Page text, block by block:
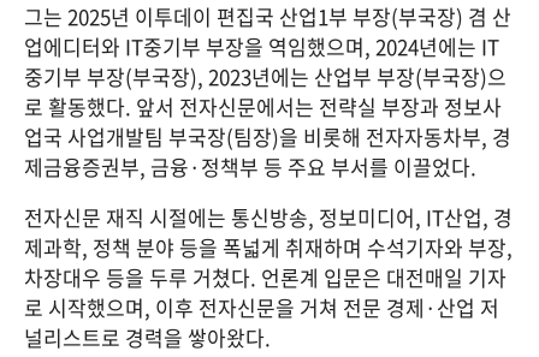
그는 2025년 이투데이 편집국 산업1부 부장(부국장) 겸 산
업에디터와 IT중기부 부장을 역임했으며, 2024년에는 IT
중기부 부장(부국장), 2023년에는 산업부 부장(부국장)으
로 활동했다. 앞서 전자신문에서는 전략실 부장과 정보사
업국 사업개발팀 부국장(팀장)을 비롯해 전자자동차부, 경
제금융증권부, 금융·정책부 등 주요 부서를 이끌었다.
전자신문 재직 시절에는 통신방송, 정보미디어, IT산업, 경
제과학, 정책 분야 등을 폭넓게 취재하며 수석기자와 부장,
차장대우 등을 두루 거쳤다. 언론계 입문은 대전매일 기자
로 시작했으며, 이후 전자신문을 거쳐 전문 경제·산업 저
널리스트로 경력을 쌓아왔다.